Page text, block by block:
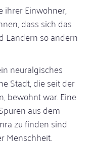
ihrer Einwohner,
dass sich das
Ländern so ändern
neuralgisches
Stadt, die seit der
bewohnt war. Eine
aus dem
zu finden sind
Menschheit.